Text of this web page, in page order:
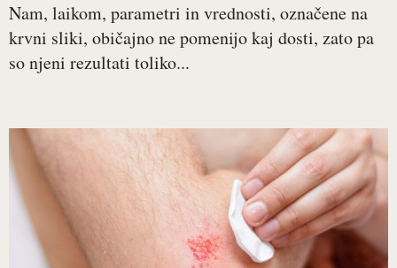
Nam, laikom, parametri in vrednosti, označene na
krvni sliki, običajno ne pomenijo kaj dosti, zato pa
so njeni rezultati toliko...